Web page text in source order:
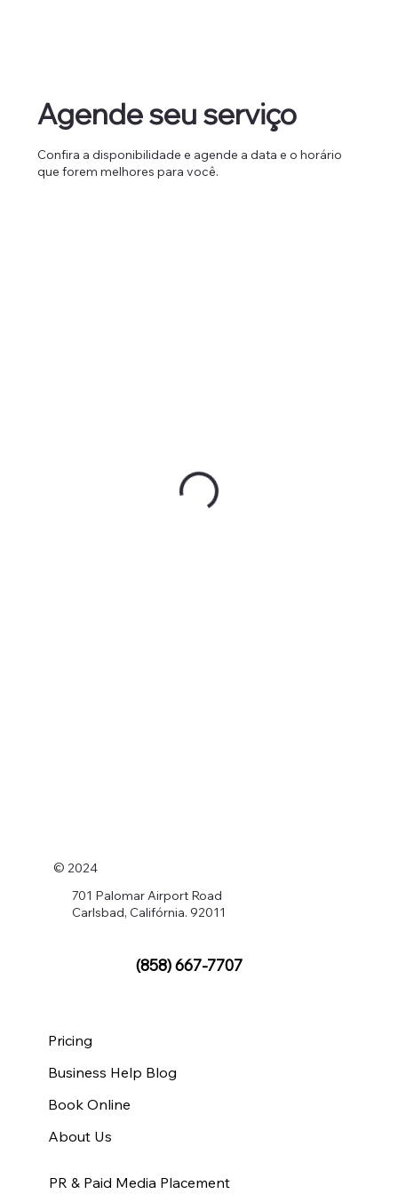
Agende seu serviço
Confira a disponibilidade e agende a data e o horário
que forem melhores para você.
(858) 667-7707
Pricing
Business Help Blog
Book Online
About Us
© 2024
701 Palomar Airport Road
Carlsbad, Califórnia. 92011
PR & Paid Media Placement